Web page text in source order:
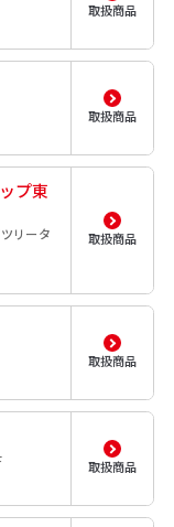
取扱商品
取扱商品
プ東
リータ
取扱商品
取扱商品
取扱商品